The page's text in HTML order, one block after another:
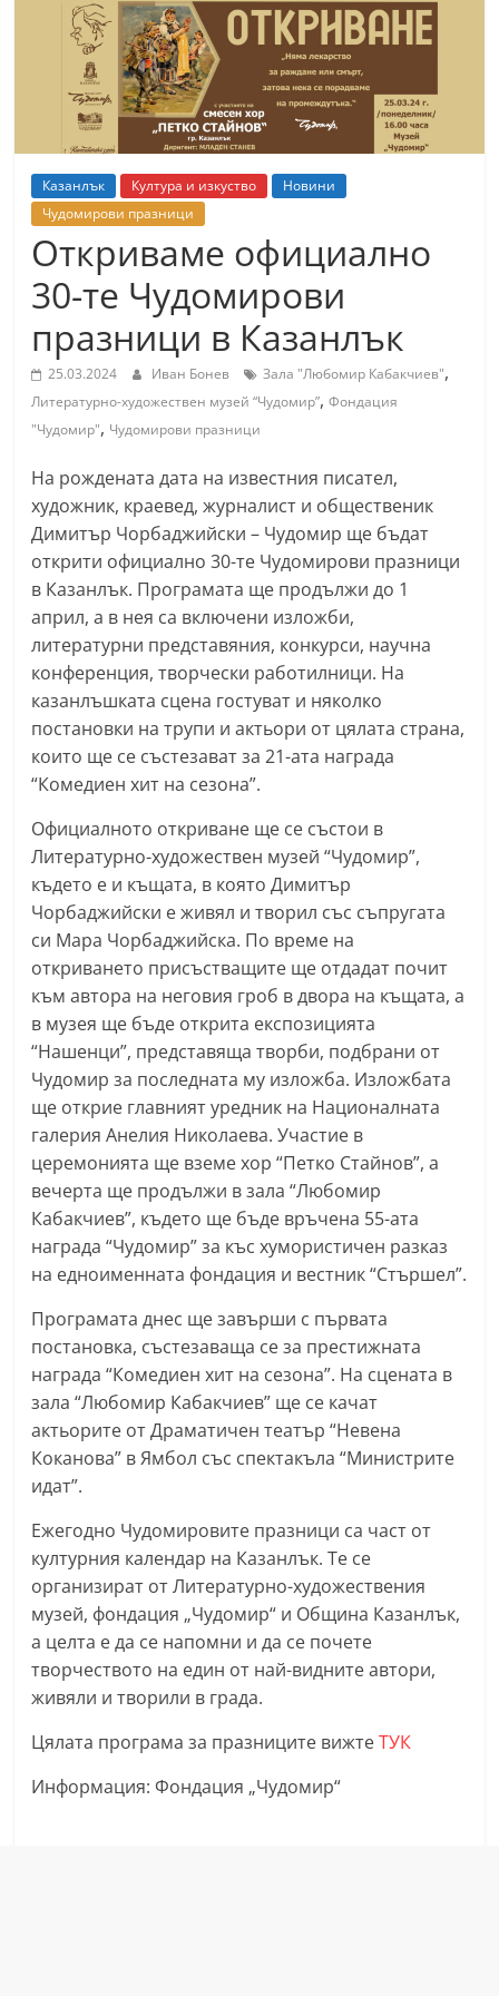
т
К
а
з
н
л
к
и
о
б
л
а
т
С
т
а
р
а
З
а
г
о
а
–
k
a
a
n
l
a
k
.
i
n
f
o
k
a
z
a
n
k
-
b
g
.
i
n
o
Казанлък Култура и изкуство
Новини
Чудомирови празници
Откриваме официално
30-те Чудомирови
празници в Казанлък
25.03.2024 Иван Бонев Зала "Любомир Кабакчиев",
Литературно-художествен музей “Чудомир”,Фондация
"Чудомир", Чудомирови празници
На рождената дата на известния писател,
художник, краевед, журналист и общественик
Димитър Чорбаджийски – Чудомир ще бъдат
открити официално 30-те Чудомирови празници
в Казанлък. Програмата ще продължи до 1
април, а в нея са включени изложби,
литературни представяния, конкурси, научна
конференция, творчески работилници. На
казанлъшката сцена гостуват и няколко
постановки на трупи и актьори от цялата страна,
които ще се състезават за 21-ата награда
“Комедиен хит на сезона”.
Официалното откриване ще се състои в
Литературно-художествен музей “Чудомир”,
където е и къщата, в която Димитър
Чорбаджийски е живял и творил със съпругата
си Мара Чорбаджийска. По време на
откриването присъстващите ще отдадат почит
към автора на неговия гроб в двора на къщата, а
в музея ще бъде открита експозицията
“Нашенци”, представяща творби, подбрани от
Чудомир за последната му изложба. Изложбата
ще открие главният уредник на Националната
галерия Анелия Николаева. Участие в
церемонията ще вземе хор “Петко Стайнов”, а
вечерта ще продължи в зала “Любомир
Кабакчиев”, където ще бъде връчена 55-ата
награда “Чудомир” за къс хумористичен разказ
на едноименната фондация и вестник “Стършел”.
Програмата днес ще завърши с първата
постановка, състезаваща се за престижната
награда “Комедиен хит на сезона”. На сцената в
зала “Любомир Кабакчиев” ще се качат
актьорите от Драматичен театър “Невена
Коканова” в Ямбол със спектакъла “Министрите
идат”.
Ежегодно Чудомировите празници са част от
културния календар на Казанлък. Те се
организират от Литературно-художествения
музей, фондация „Чудомир“ и Община Казанлък,
а целта е да се напомни и да се почете
творчеството на един от най-видните автори,
живяли и творили в града.
Цялата програма за празниците вижтеТУК
Информация: Фондация „Чудомир“